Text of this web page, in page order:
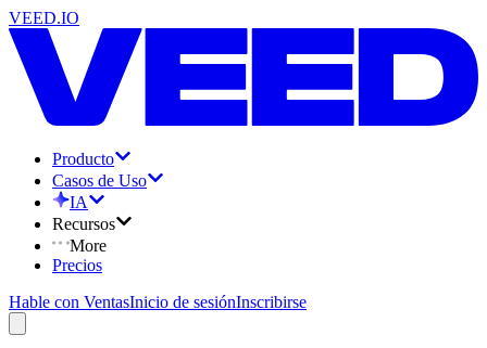
VEED.IO
Producto
Casos de Uso
IA
Recursos
More
Precios
Hable con VentasInicio de sesiónInscribirse